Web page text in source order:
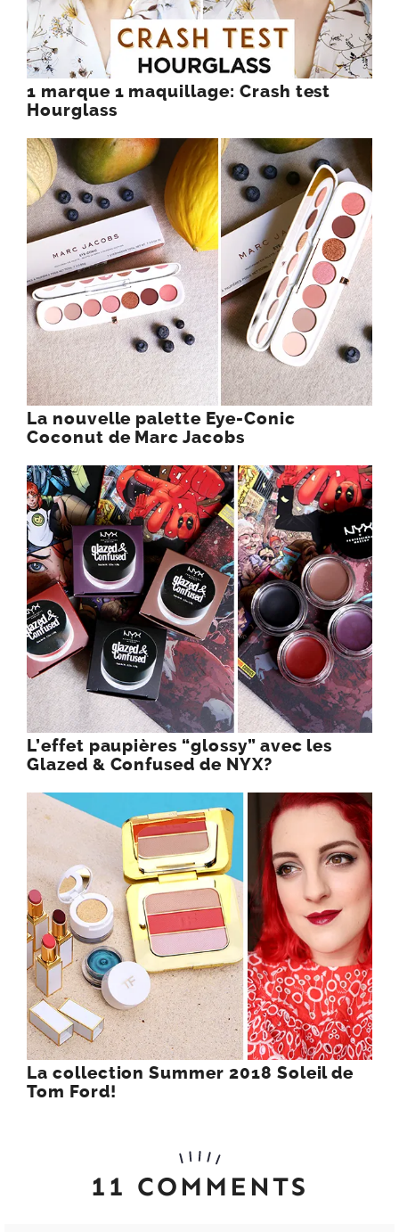
1 marque 1 maquillage: Crash test
Hourglass
La nouvelle palette Eye-Conic
Coconut de Marc Jacobs
L’effet paupières “glossy” avec les
Glazed & Confused de NYX?
La collection Summer 2018 Soleil de
Tom Ford!
11 COMMENTS